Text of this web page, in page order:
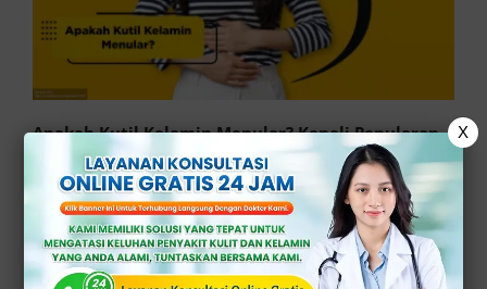
Apakah Kutil Kelamin Menular? Kenali Penularan
& Mencegahnya
Published On: Juni 7th, 2026 3.7 min read
Klinik Apollo – Kenali penularan dan cara pencegahannya, apakah kutil
kelamin menular? Kutil kelamin merupakan salah 1 infeksi menular seksual
[…]
X